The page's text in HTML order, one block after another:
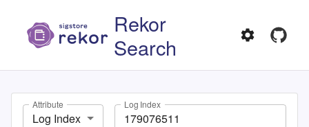
Rekor
Search
Attribute
Log Index
Log Index